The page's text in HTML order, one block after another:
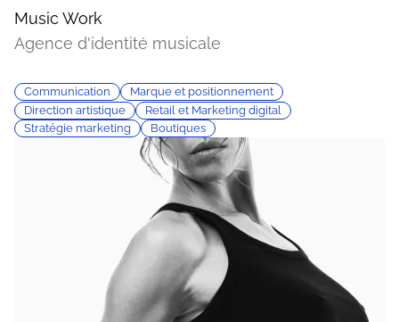
Music Work
Agence d'identité musicale
Communication
Marque et positionnement
Direction artistique
Retail et Marketing digital
Stratégie marketing
Boutiques